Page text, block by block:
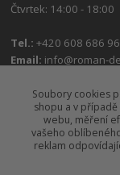
Čtvrtek: 14:00 - 18:00
Tel.:+420 608 686
Email: info@roman-
Soubory cookies
shopu a v
webu, měření
vašeho
reklam